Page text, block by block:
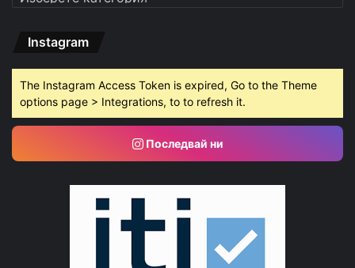
Instagram
The Instagram Access Token is expired, Go to the Theme
options page > Integrations, to to refresh it.
Последвай ни